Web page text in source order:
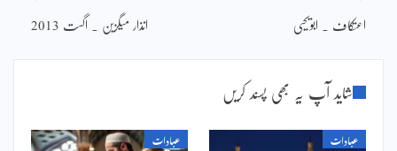
اعتکاف ۔ ابویحیی انذار میگزین ۔ اگست 2013
شاید آپ یہ بھی پسند کریں
عبادات عبادات